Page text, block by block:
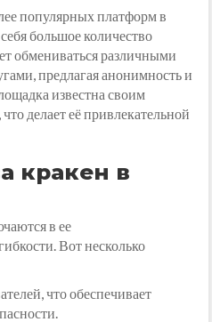
популярных платформ в
большое количество
обмениваться различными
предлагая анонимность и
известна своим
делает её привлекательной
кракен в
в ее
Вот несколько
что обеспечивает